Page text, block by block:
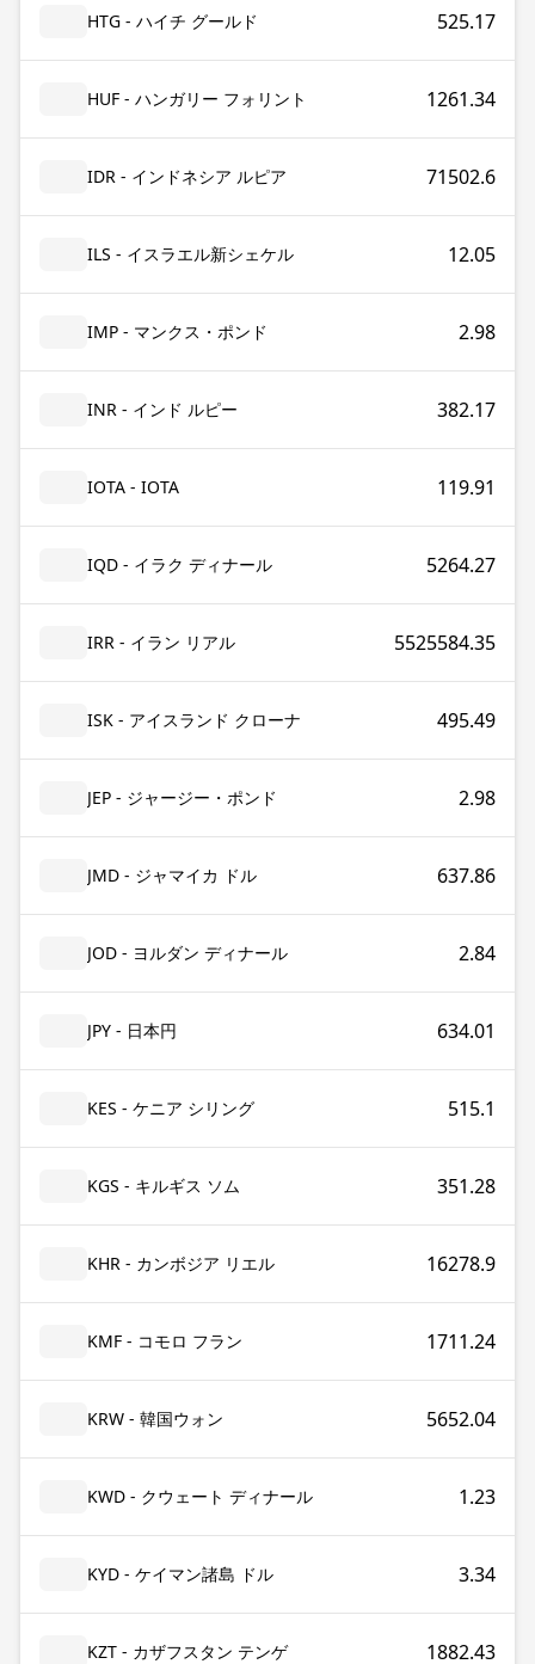
HTG - ハイチ グールド 525.17
HUF - ハンガリー フォリント 1261.34
IDR - インドネシア ルピア 71502.6
ILS - イスラエル新シェケル 12.05
IMP - マンクス・ポンド 2.98
INR - インド ルピー 382.17
IOTA - IOTA 119.91
IQD - イラク ディナール 5264.27
IRR - イラン リアル 5525584.35
ISK - アイスランド クローナ 495.49
JEP - ジャージー・ポンド 2.98
JMD - ジャマイカ ドル 637.86
JOD - ヨルダン ディナール 2.84
JPY - 日本円 634.01
KES - ケニア シリング 515.1
KGS - キルギス ソム 351.28
KHR - カンボジア リエル 16278.9
KMF - コモロ フラン 1711.24
KRW - 韓国ウォン 5652.04
KWD - クウェート ディナール 1.23
KYD - ケイマン諸島 ドル 3.34
KZT - カザフスタン テンゲ 1882.43